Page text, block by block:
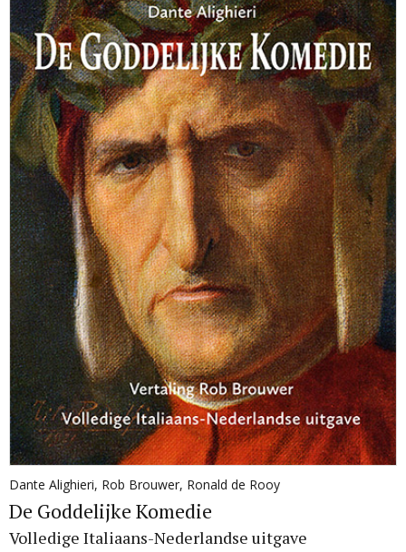
Dante Alighieri, Rob Brouwer, Ronald de Rooy
De Goddelijke Komedie
Volledige Italiaans-Nederlandse uitgave